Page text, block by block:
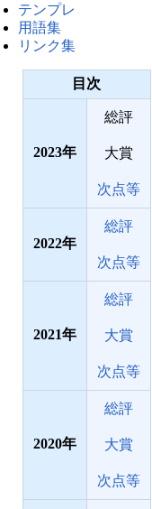
テンプレ
用語集
リンク集
目次
2023
総評
大賞
次点等
2022
総評
次点等
2021
総評
大賞
次点等
2020
総評
大賞
次点等